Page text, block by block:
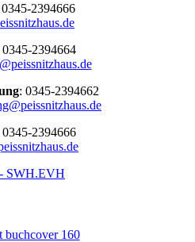
0345-2394666
2394664
: 0345-2394662
2394666